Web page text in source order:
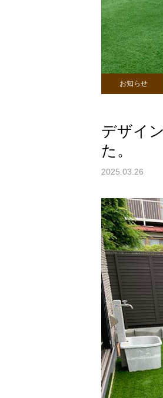
お知らせ
デザイ
た。
2025.03.26